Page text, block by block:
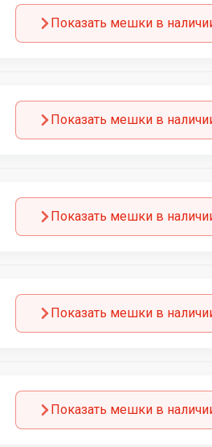
Показать мешки в
Показать мешки в
Показать мешки в
Показать мешки в
Показать мешки в